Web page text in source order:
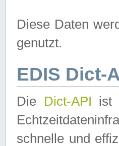
Diese Daten
genutzt.
EDIS Dict-
Die Dict-API ist
schnelle und